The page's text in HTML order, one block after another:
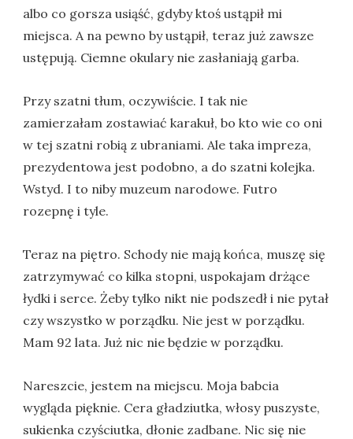
albo co gorsza usiąść, gdyby ktoś ustąpił mi
miejsca. A na pewno by ustąpił, teraz już zawsze
ustępują. Ciemne okulary nie zasłaniają garba.
Przy szatni tłum, oczywiście. I tak nie
zamierzałam zostawiać karakuł, bo kto wie co oni
w tej szatni robią z ubraniami. Ale taka impreza,
prezydentowa jest podobno, a do szatni kolejka.
Wstyd. I to niby muzeum narodowe. Futro
rozepnę i tyle.
Teraz na piętro. Schody nie mają końca, muszę się
zatrzymywać co kilka stopni, uspokajam drżące
łydki i serce. Żeby tylko nikt nie podszedł i nie pytał
czy wszystko w porządku. Nie jest w porządku.
Mam 92 lata. Już nic nie będzie w porządku.
Nareszcie, jestem na miejscu. Moja babcia
wygląda pięknie. Cera gładziutka, włosy puszyste,
sukienka czyściutka, dłonie zadbane. Nic się nie